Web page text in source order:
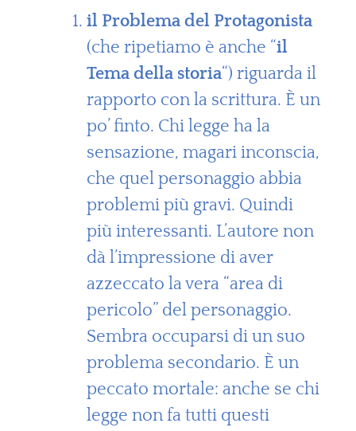
il Problema del Protagonista
(che ripetiamo è anche “il
Tema della storia“) riguarda il
rapporto con la scrittura. È un
po’ finto. Chi legge ha la
sensazione, magari inconscia,
che quel personaggio abbia
problemi più gravi. Quindi
più interessanti. L’autore non
dà l’impressione di aver
azzeccato la vera “area di
pericolo” del personaggio.
Sembra occuparsi di un suo
problema secondario. È un
peccato mortale: anche se chi
legge non fa tutti questi